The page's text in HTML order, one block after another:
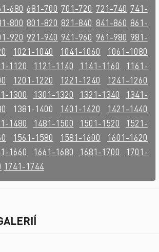
680 681-700 701-720 721-740 741-
800 801-820 821-840 841-860 861-
920 921-940 941-960 961-980 981-
1021-1040 1041-1060
1061-1080
1120 1121-1140 1141-1160
1161-
1201-1220 1221-1240
1241-1260
1300 1301-1320 1321-1340
1341-
1381-1400 1401-1420
1421-1440
1480 1481-1500 1501-1520
1521-
1561-1580 1581-1600
1601-1620
1660 1661-1680 1681-1700
1701-
1741-1744